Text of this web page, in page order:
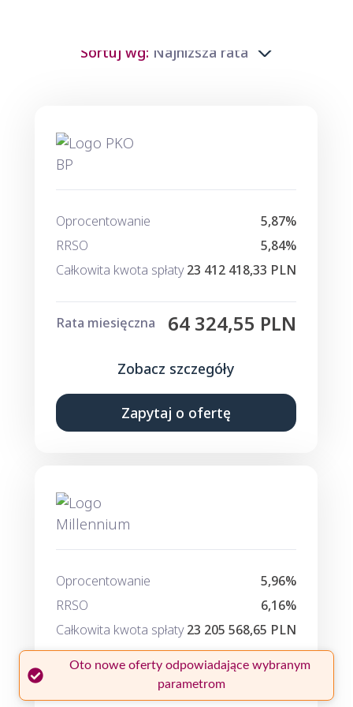
Sortuj wg: Najniższa rata
Oprocentowanie
5,87%
RRSO
5,84%
Całkowita kwota spłaty 23 412 418,33 PLN
Rata miesięczna 64 324,55 PLN
Zobacz szczegóły
Zapytaj o ofertę
Oprocentowanie
5,96%
RRSO
6,16%
Całkowita kwota spłaty 23 205 568,65 PLN
64 951,56 PLN
Oto nowe oferty odpowiadające wybranym
parametrom